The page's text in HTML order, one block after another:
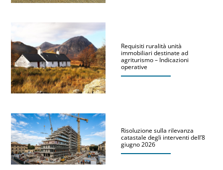
Requisiti ruralità unità
immobiliari destinate ad
agriturismo – Indicazioni
operative
Risoluzione sulla rilevanza
catastale degli interventi dell’8
giugno 2026